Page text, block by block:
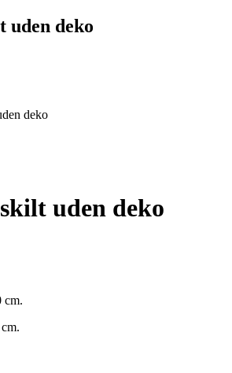
uden deko
deko
uden deko
cm.